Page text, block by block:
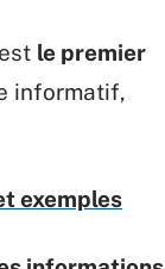
le premier
informatif,
exemples